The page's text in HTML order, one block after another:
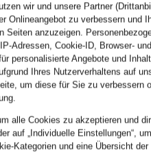
Mini
UGGs
im
wir und unsere Partner
Onlineangebot zu verbessern und
Seiten anzuzeigen.
Adressen, Cookie-ID, Browser-
personalisierte Angebote und
Ihres Nutzerverhaltens auf
um diese für Sie zu verbessern
alle Cookies zu akzeptieren und
auf „Individuelle Einstellungen“,
Kategorien und eine Übersicht